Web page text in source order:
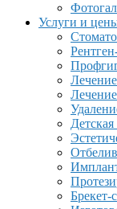
Услуги и
Брекет-